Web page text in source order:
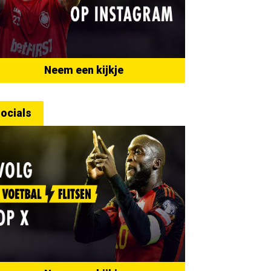
Neem een kijkje